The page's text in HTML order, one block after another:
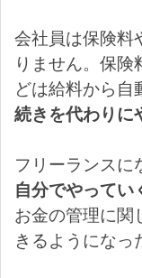
会社員は保険料
りません。保
どは給料から自
続きを代わりに
フリーランスに
自分でやってい
お金の管理に関
きるようになっ